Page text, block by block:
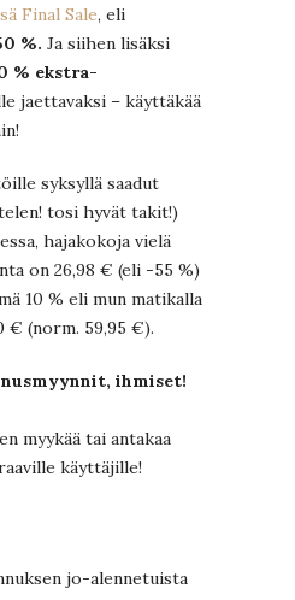
Final Sale, eli
%. Ja siihen lisäksi
% ekstra-
jaettavaksi – käyttäkää
syksyllä saadut
tosi hyvät takit!)
hajakokoja vielä
on 26,98 € (eli -55 %)
10 % eli mun matikalla
€ (norm. 59,95 €).
ihmiset!
myykää tai antakaa
käyttäjille!
jo-alennetuista